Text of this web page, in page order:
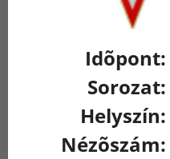
Idõpont:
Sorozat:
Helyszín:
Nézõszám: